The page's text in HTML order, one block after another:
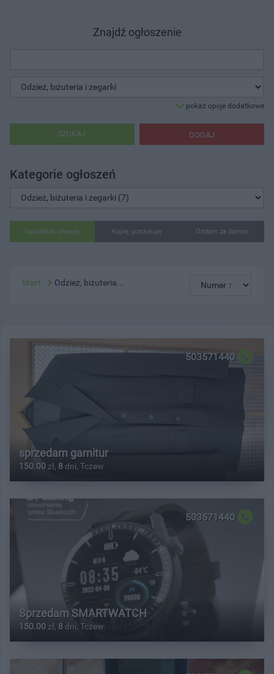
Znajdź ogłoszenie
pokaż opcje dodatkowe
DODAJ
SZUKAJ
Kategorie ogłoszeń
Sprzedam, oferuję Kupię, poszukuję Oddam za darmo
Start Odzież, biżuteria...
503571440
sprzedam garnitur
150.00 zł, 8 dni, Tczew
503571440
Sprzedam SMARTWATCH
150.00 zł, 8 dni, Tczew